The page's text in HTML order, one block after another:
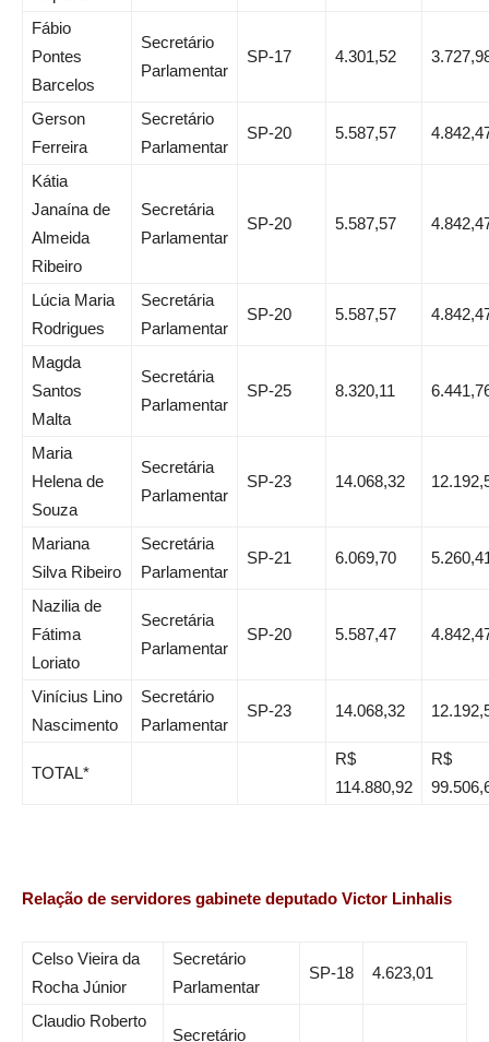
Fábio
Pontes
Barcelos
Secretário
Parlamentar
SP-17 4.301,52
Gerson
Ferreira
Secretário
Parlamentar
SP-20 5.587,57
Kátia
Janaína de
Almeida
Ribeiro
Secretária
Parlamentar
SP-20 5.587,57
Lúcia Maria
Rodrigues
Secretária
Parlamentar
SP-20 5.587,57
Magda
Santos
Malta
Secretária
Parlamentar
SP-25 8.320,11
Maria
Helena de
Souza
Secretária
Parlamentar
SP-23 14.068,32
Mariana
Silva Ribeiro
Secretária
Parlamentar
SP-21 6.069,70
Nazilia de
Fátima
Loriato
Secretária
Parlamentar
SP-20 5.587,47
Vinícius Lino
Nascimento
Secretário
Parlamentar
SP-23 14.068,32
TOTAL*
R$
114.880,92
R$
Relação de servidores gabinete deputado Victor Linhalis
Celso Vieira da
Rocha Júnior
Secretário
Parlamentar
SP-18 4.623,01
Claudio Roberto
Secretário